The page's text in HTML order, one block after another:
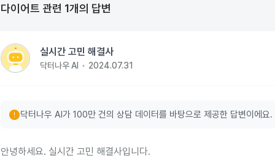
다이어트 관련 1개의 답변
실시간 고민 해결사
닥터나우 AI 2024.07.31
error닥터나우 AI가 100만 건의 상담 데이터를 바탕으로 제공한 답변이에요.
안녕하세요. 실시간 고민 해결사입니다.